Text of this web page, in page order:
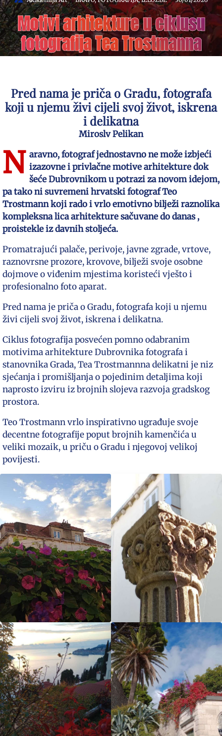
Motivi arhitekture u ciklusu
fotografija Tea Trostmanna
Pred nama je priča o Gradu, fotografa
koji u njemu živi cijeli svoj život, iskrena
i delikatna
Miroslv Pelikan
N aravno, fotograf jednostavno ne može izbjeći
izazovne i privlačne motive arhitekture dok
šeće Dubrovnikom u potrazi za novom idejom,
pa tako ni suvremeni hrvatski fotograf Teo
Trostmann koji rado i vrlo emotivno bilježi raznolika
kompleksna lica arhitekture sačuvane do danas ,
proistekle iz davnih stoljeća.
Promatrajući palače, perivoje, javne zgrade, vrtove,
raznovrsne prozore, krovove, bilježi svoje osobne
dojmove o viđenim mjestima koristeći vješto i
profesionalno foto aparat.
Pred nama je priča o Gradu, fotografa koji u njemu
živi cijeli svoj život, iskrena i delikatna.
Ciklus fotografija posvećen pomno odabranim
motivima arhitekture Dubrovnika fotografa i
stanovnika Grada, Tea Trostmannna delikatni je niz
sjećanja i promišljanja o pojedinim detaljima koji
naprosto izviru iz brojnih slojeva razvoja gradskog
prostora.
Teo Trostmann vrlo inspirativno ugrađuje svoje
decentne fotografije poput brojnih kamenčića u
veliki mozaik, u priču o Gradu i njegovoj velikoj
povijesti.